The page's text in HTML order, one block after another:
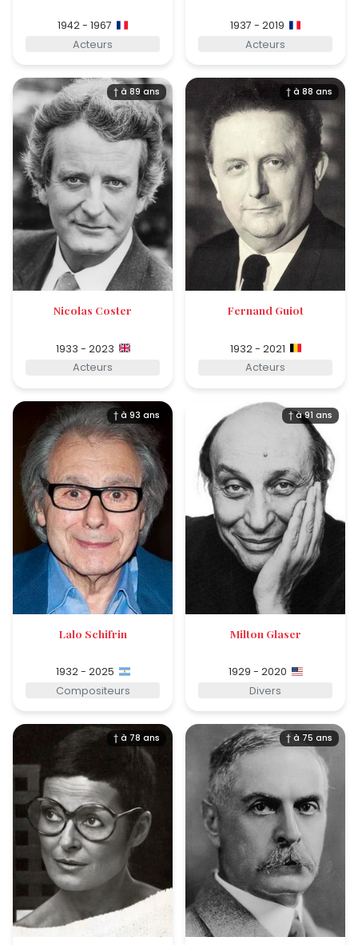
1942 - 1967
Acteurs
1937 - 2019
Acteurs
† à 89 ans
Nicolas Coster
1933 - 2023
Acteurs
† à 88 ans
Fernand Guiot
1932 - 2021
Acteurs
† à 93 ans
Lalo Schifrin
1932 - 2025
Compositeurs
† à 91 ans
Milton Glaser
1929 - 2020
Divers
† à 78 ans † à 75 ans